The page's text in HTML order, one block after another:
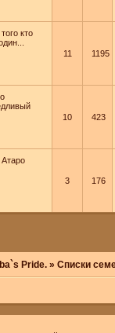
кто
11 1195
10 423
3
176
Pride. »Списки